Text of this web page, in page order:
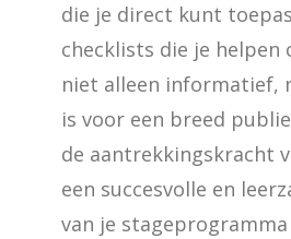
die je direct kunt
checklists die je
niet alleen informatief,
is voor een breed
de aantrekkingskracht
een succesvolle en
van je